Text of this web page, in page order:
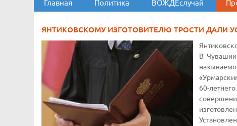
Главная Политика ВОЖДЕслучай
ЯНТИКОВСКОМУ ИЗГОТОВИТЕЛЮ ТРОСТИ ДАЛИ
В Чувашии
60-